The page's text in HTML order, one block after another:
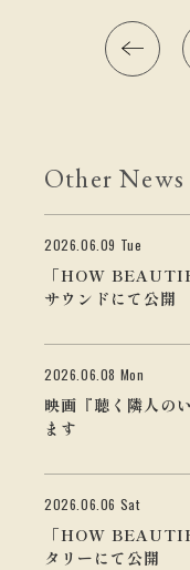
Other News
2026.06.09 Tue
「HOW
サウンドにて公開
2026.06.08 Mon
映画『聴く隣人の
ます
2026.06.06 Sat
「HOW
タリーにて公開